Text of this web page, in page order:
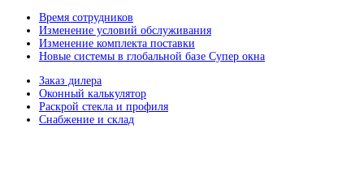
Время сотрудников
Изменение условий обслуживания
Изменение комплекта поставки
Новые системы в глобальной базе Супер окна
Заказ дилера
Оконный калькулятор
Раскрой стекла и профиля
Снабжение и склад